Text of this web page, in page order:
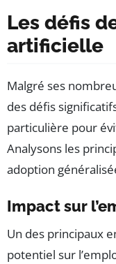
Les défis
artificielle
Malgré ses
des défis
particulière pour
Analysons les
adoption
Impact sur
Un des principaux
potentiel sur